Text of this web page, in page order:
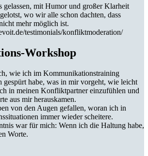
gelassen, mit Humor und großer Klarheit
wo wir alle schon dachten, dass
mehr möglich ist.
testimonials/konfliktmoderation/
Workshop
wie ich im Kommunikationstraining
gespürt habe, was in mir vorgeht, wie leicht
in meinen Konfliktpartner einzufühlen und
aus mir herauskamen.
von den Augen gefallen, woran ich in
immer wieder scheitere.
war für mich: Wenn ich die Haltung habe,
Worte.